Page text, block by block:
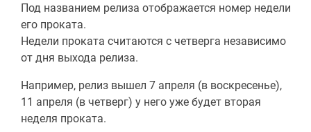
Под названием релиза отображается номер недели
его проката.
Недели проката считаются с четверга независимо
от дня выхода релиза.
Например, релиз вышел 7 апреля (в воскресенье),
11 апреля (в четверг) у него уже будет вторая
неделя проката.